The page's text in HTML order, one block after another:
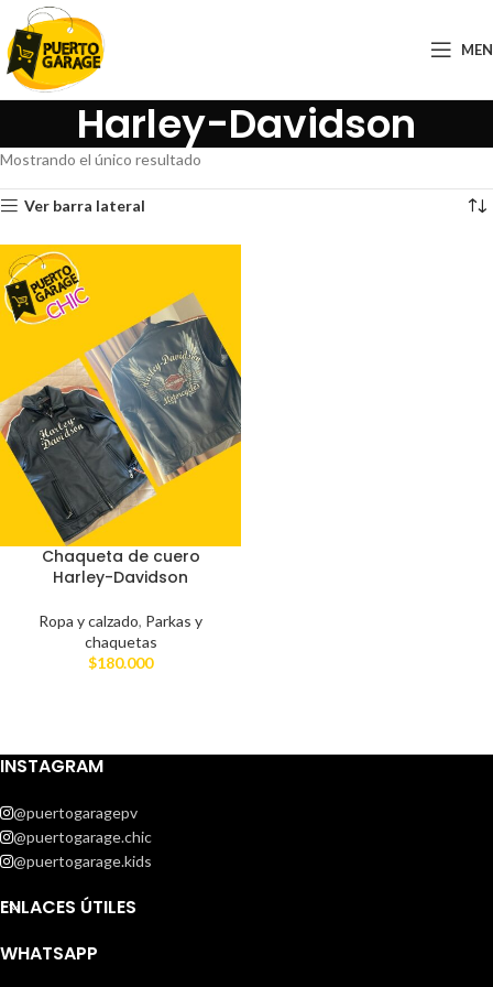
Harley-Davidson
Mostrando el único resultado
Ver barra lateral
Chaqueta de cuero
Harley-Davidson
Ropa y calzado, Parkas y
chaquetas
$180.000
INSTAGRAM
@puertogaragepv
@puertogarage.chic
@puertogarage.kids
ENLACES ÚTILES
WHATSAPP